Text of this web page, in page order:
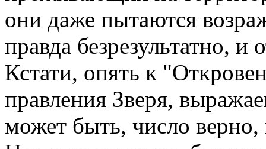
они даже пытаются
правда безрезультатно, и
Кстати, опять к
правления Зверя,
может быть, число